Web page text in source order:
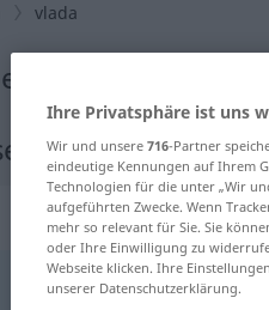
vlada
für
Ihre Privatsphäre ist uns
Wir und unsere 716-Partner
eindeutige Kennungen auf Ihrem
Technologien für die unter „Wir
aufgeführten Zwecke. Wenn
mehr so relevant für Sie. Sie
oder Ihre Einwilligung zu
Webseite klicken. Ihre
unserer Datenschutzerklärung.